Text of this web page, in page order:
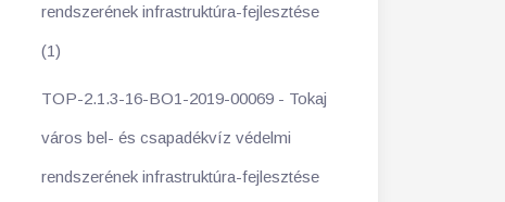
rendszerének infrastruktúra-fejlesztése
(1)
TOP-2.1.3-16-BO1-2019-00069 - Tokaj
város bel- és csapadékvíz védelmi
rendszerének infrastruktúra-fejlesztése